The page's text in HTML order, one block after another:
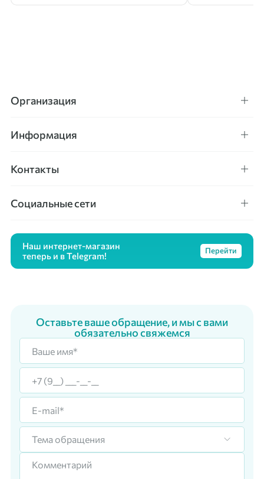
Организация
Информация
Контакты
Социальные сети
Наш интернет-магазин
теперь и в Telegram!
Перейти
Оставьте ваше обращение, и мы с вами
обязательно свяжемся
Тема обращения